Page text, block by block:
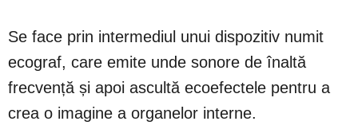
Se face prin intermediul unui dispozitiv numit
ecograf, care emite unde sonore de înaltă
frecvență și apoi ascultă ecoefectele pentru a
crea o imagine a organelor interne.